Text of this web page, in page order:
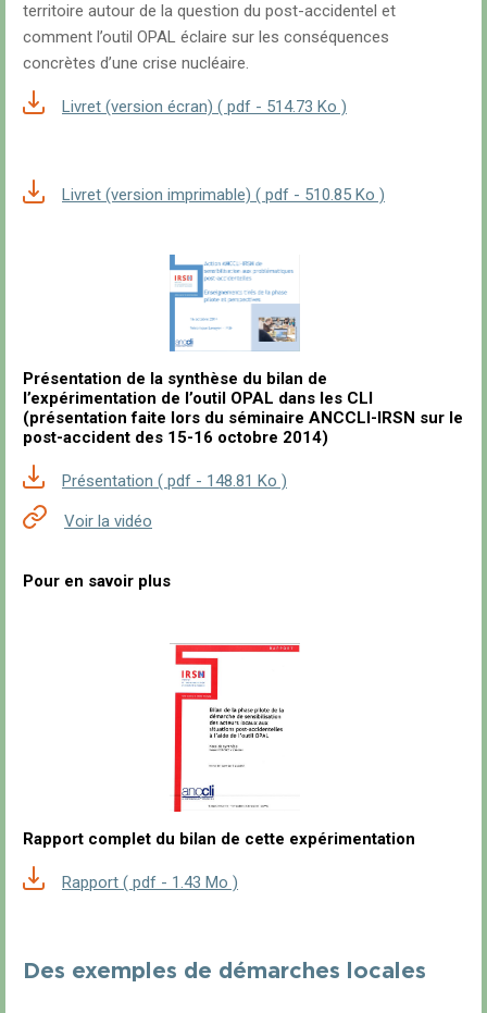
territoire autour de la question du post-accidentel et
comment l’outil OPAL éclaire sur les conséquences
concrètes d’une crise nucléaire.
Livret (version écran) ( pdf - 514.73 Ko )
Livret (version imprimable) ( pdf - 510.85 Ko )
Présentation de la synthèse du bilan de
l’expérimentation de l’outil OPAL dans les CLI
(présentation faite lors du séminaire ANCCLI-IRSN sur le
post-accident des 15-16 octobre 2014)
Présentation ( pdf - 148.81 Ko )
Voir la vidéo
Pour en savoir plus
Rapport complet du bilan de cette expérimentation
Rapport ( pdf - 1.43 Mo )
Des exemples de démarches locales